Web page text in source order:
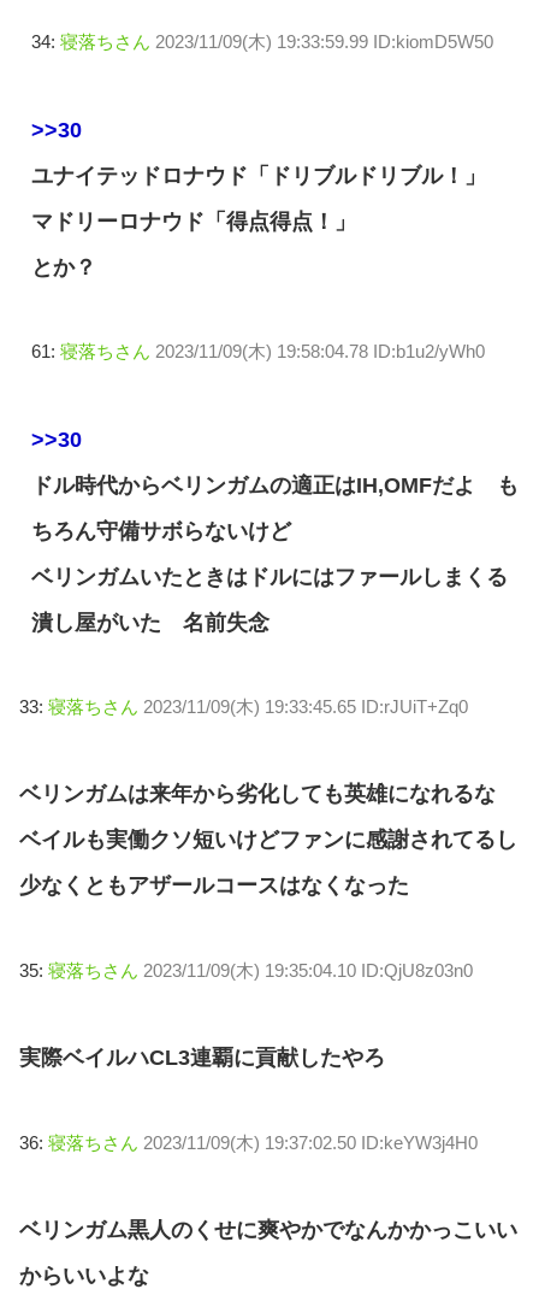
34: 寝落ちさん 2023/11/09(木) 19:33:59.99 ID:kiomD5W50
>>30
ユナイテッドロナウド「ドリブルドリブル！」
マドリーロナウド「得点得点！」
とか？
61: 寝落ちさん 2023/11/09(木) 19:58:04.78 ID:b1u2/yWh0
>>30
ドル時代からベリンガムの適正はIH,OMFだよ も
ちろん守備サボらないけど
ベリンガムいたときはドルにはファールしまくる
潰し屋がいた 名前失念
33: 寝落ちさん 2023/11/09(木) 19:33:45.65 ID:rJUiT+Zq0
ベリンガムは来年から劣化しても英雄になれるな
ベイルも実働クソ短いけどファンに感謝されてるし
少なくともアザールコースはなくなった
35: 寝落ちさん 2023/11/09(木) 19:35:04.10 ID:QjU8z03n0
実際ベイルハCL3連覇に貢献したやろ
36: 寝落ちさん 2023/11/09(木) 19:37:02.50 ID:keYW3j4H0
ベリンガム黒人のくせに爽やかでなんかかっこいい
からいいよな